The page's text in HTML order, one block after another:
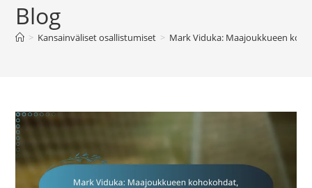
Blog
> Kansainväliset osallistumiset > Mark Viduka: Maajoukkueen